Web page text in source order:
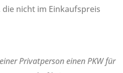
nicht im Einkaufspreis
Privatperson einen PKW für